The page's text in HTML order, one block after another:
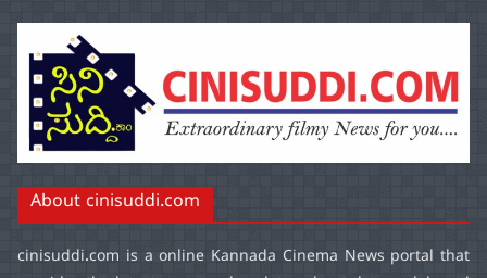
About cinisuddi.com
cinisuddi.com is a online Kannada Cinema News portal that